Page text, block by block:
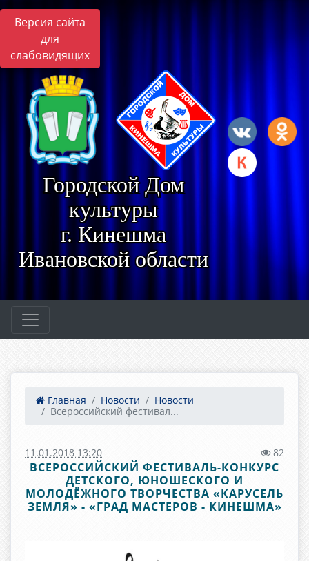
Версия сайта
для
слабовидящих
Городской Дом
культуры
г. Кинешма
Ивановской области
Главная Новости
Новости
Всероссийский фестивал...
11.01.2018 13:20 82
ВСЕРОССИЙСКИЙ ФЕСТИВАЛЬ-КОНКУРС
ДЕТСКОГО, ЮНОШЕСКОГО И
МОЛОДЁЖНОГО ТВОРЧЕСТВА «КАРУСЕЛЬ
ЗЕМЛЯ» - «ГРАД МАСТЕРОВ - КИНЕШМА»